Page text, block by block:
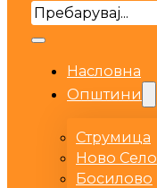
Search
Насловна
Општини
Струмица
Ново Село
Босилово